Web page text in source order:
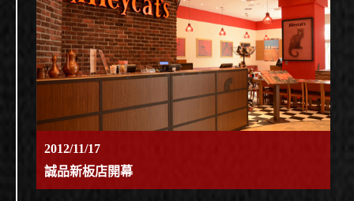
2012/11/17
誠品新板店開幕